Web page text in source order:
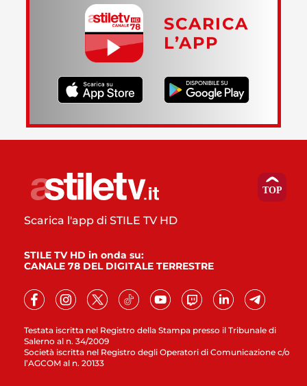
SCARICA
L’APP
Testata iscritta nel Registro della Stampa presso il Tribunale di
Salerno al n. 34/2009
Società iscritta nel Registro degli Operatori di Comunicazione c/o
l’AGCOM al n. 20133
Scarica l'app di STILE TV HD
STILE TV HD in onda su:
CANALE 78 DEL DIGITALE TERRESTRE